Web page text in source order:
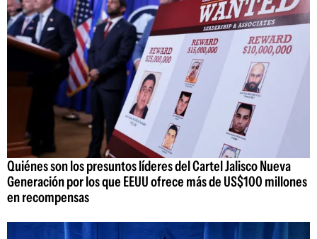
Quiénes son los presuntos líderes del Cartel Jalisco Nueva
Generación por los que EEUU ofrece más de US$100 millones
en recompensas